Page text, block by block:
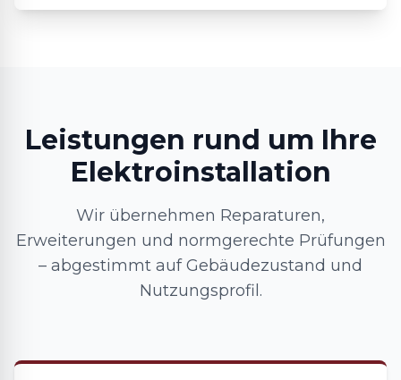
Leistungen rund um Ihre
Elektroinstallation
Wir übernehmen Reparaturen,
Erweiterungen und normgerechte Prüfungen
– abgestimmt auf Gebäudezustand und
Nutzungsprofil.